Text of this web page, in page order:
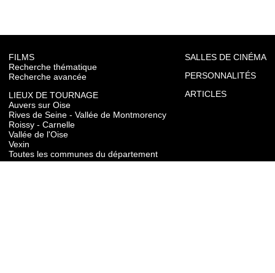
FILMS
Recherche thématique
Recherche avancée
LIEUX DE TOURNAGE
Auvers sur Oise
Rives de Seine - Vallée de Montmorency
Roissy - Carnelle
Vallée de l'Oise
Vexin
Toutes les communes du département
SALLES DE CINÉMA
PERSONNALITÉS
ARTICLES